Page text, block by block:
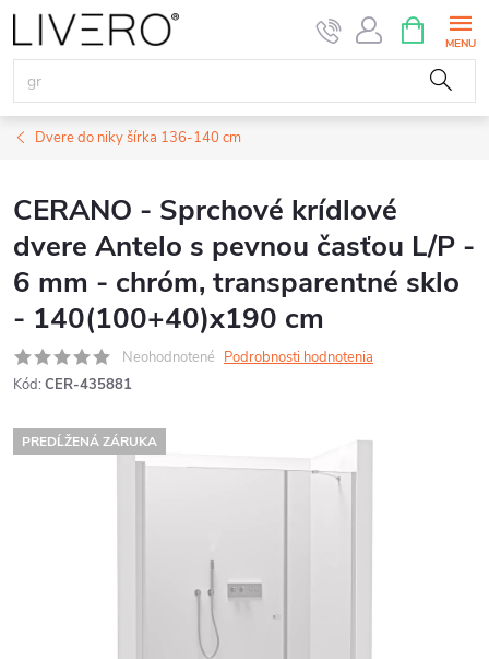
Prejsť
na
obsah
KOŠÍK
Dvere do niky šírka 136-140 cm
CERANO - Sprchové krídlové
dvere Antelo s pevnou časťou L/P -
6 mm - chróm, transparentné sklo
- 140(100+40)x190 cm
Neohodnotené Podrobnosti hodnotenia
Kód: CER-435881
PREDĹŽENÁ ZÁRUKA